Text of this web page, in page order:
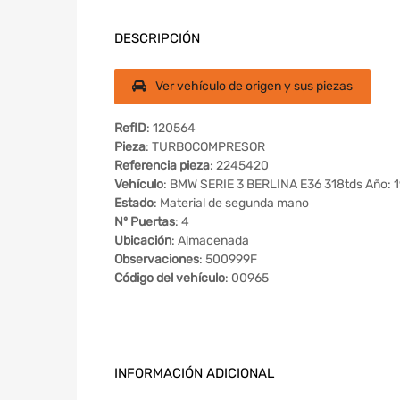
DESCRIPCIÓN
Ver vehículo de origen y sus piezas
RefID: 120564
Pieza: TURBOCOMPRESOR
Referencia pieza: 2245420
Vehículo: BMW SERIE 3 BERLINA E36 318tds Año:
Estado: Material de segunda mano
Nº Puertas: 4
Ubicación: Almacenada
Observaciones: 500999F
Código del vehículo: 00965
INFORMACIÓN ADICIONAL